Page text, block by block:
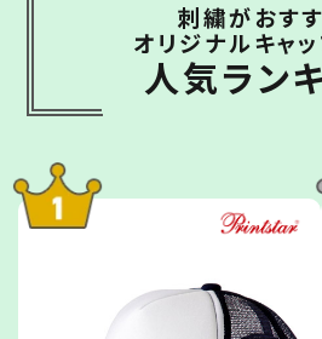
刺繍がおすす
オリジナルキャ
人気ラン